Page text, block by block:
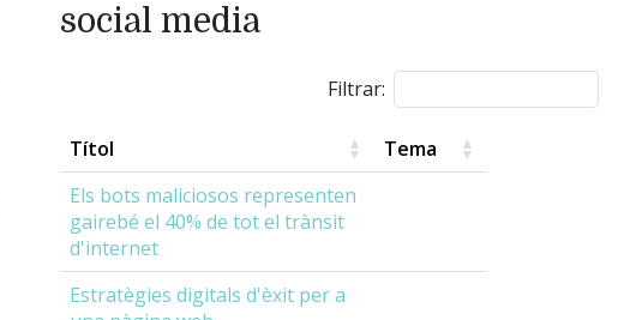
social media
Filtrar:
Títol
Tema
Els bots maliciosos representen
gairebé el 40% de tot el trànsit
d'internet
Estratègies digitals d'èxit per a